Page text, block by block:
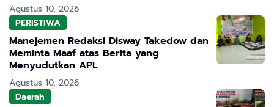
Agustus 10, 2026
PERISTIWA
Manejemen Redaksi Disway Takedow dan
Meminta Maaf atas Berita yang
Menyudutkan APL
Agustus 10, 2026
Daerah